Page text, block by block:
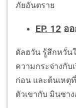
ภัยอันตราย
EP. 12 อ
ดัลฮวัน รู้สึกหวั่น
ความกระจ่างกับ
ก่อน และต้นเหตุ
ตัวเขากับ มินซา